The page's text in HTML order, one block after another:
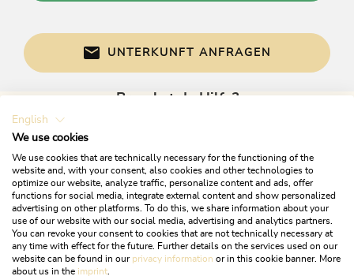
UNTERKUNFT ANFRAGEN
Brauchst du Hilfe?
English
We use cookies
We use cookies that are technically necessary for the functioning of the
website and, with your consent, also cookies and other technologies to
optimize our website, analyze traffic, personalize content and ads, offer
functions for social media, integrate external content and show personalized
advertising on other platforms. To do this, we share information about your
use of our website with our social media, advertising and analytics partners.
You can revoke your consent to cookies that are not technically necessary at
any time with effect for the future. Further details on the services used on our
website can be found in our privacy information or in this cookie banner. More
about us in the imprint